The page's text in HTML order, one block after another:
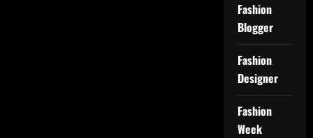
Fashion
Blogger
Fashion
Designer
Fashion
Week